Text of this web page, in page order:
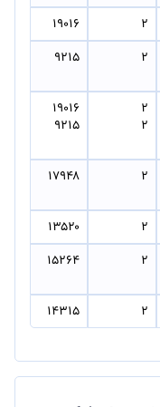
۲
۱۹۰۱۶
۲ ۹۲۱۵
۲
۲
۱۹۰۱۶
۹۲۱۵
۲ ۱۷۹۴۸
۲
۱۳۵۲۰
۲ ۱۵۲۶۴
۲ ۱۴۳۱۵